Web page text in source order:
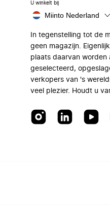
U winkelt bij
Miinto Nederland
In tegenstelling tot de
geen magazijn.
plaats daarvan
geselecteerd,
verkopers van 's
veel plezier. Houdt u